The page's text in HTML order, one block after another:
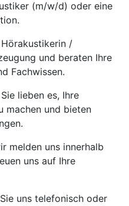
(m/w/d) oder eine
/
und beraten Ihre
Fachwissen.
Sie lieben es, Ihre
machen und bieten
melden uns innerhalb
uns auf Ihre
uns telefonisch oder